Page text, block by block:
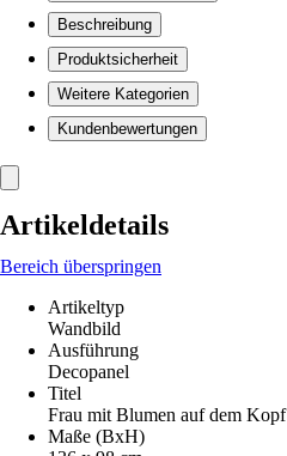
Beschreibung
Produktsicherheit
Weitere Kategorien
Kundenbewertungen
Artikeldetails
Bereich überspringen
Artikeltyp
Wandbild
Ausführung
Decopanel
Titel
Frau mit Blumen auf dem Kopf
Maße (BxH)